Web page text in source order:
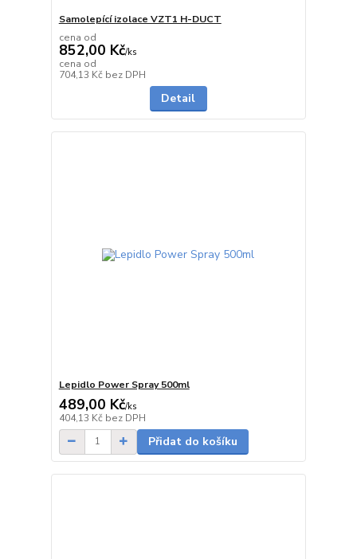
Samolepící izolace VZT1 H-DUCT
cena od
852,00 Kč/ks
cena od
704,13 Kč bez DPH
Detail
Lepidlo Power Spray 500ml
489,00 Kč/ks
404,13 Kč bez DPH
Přidat do košíku